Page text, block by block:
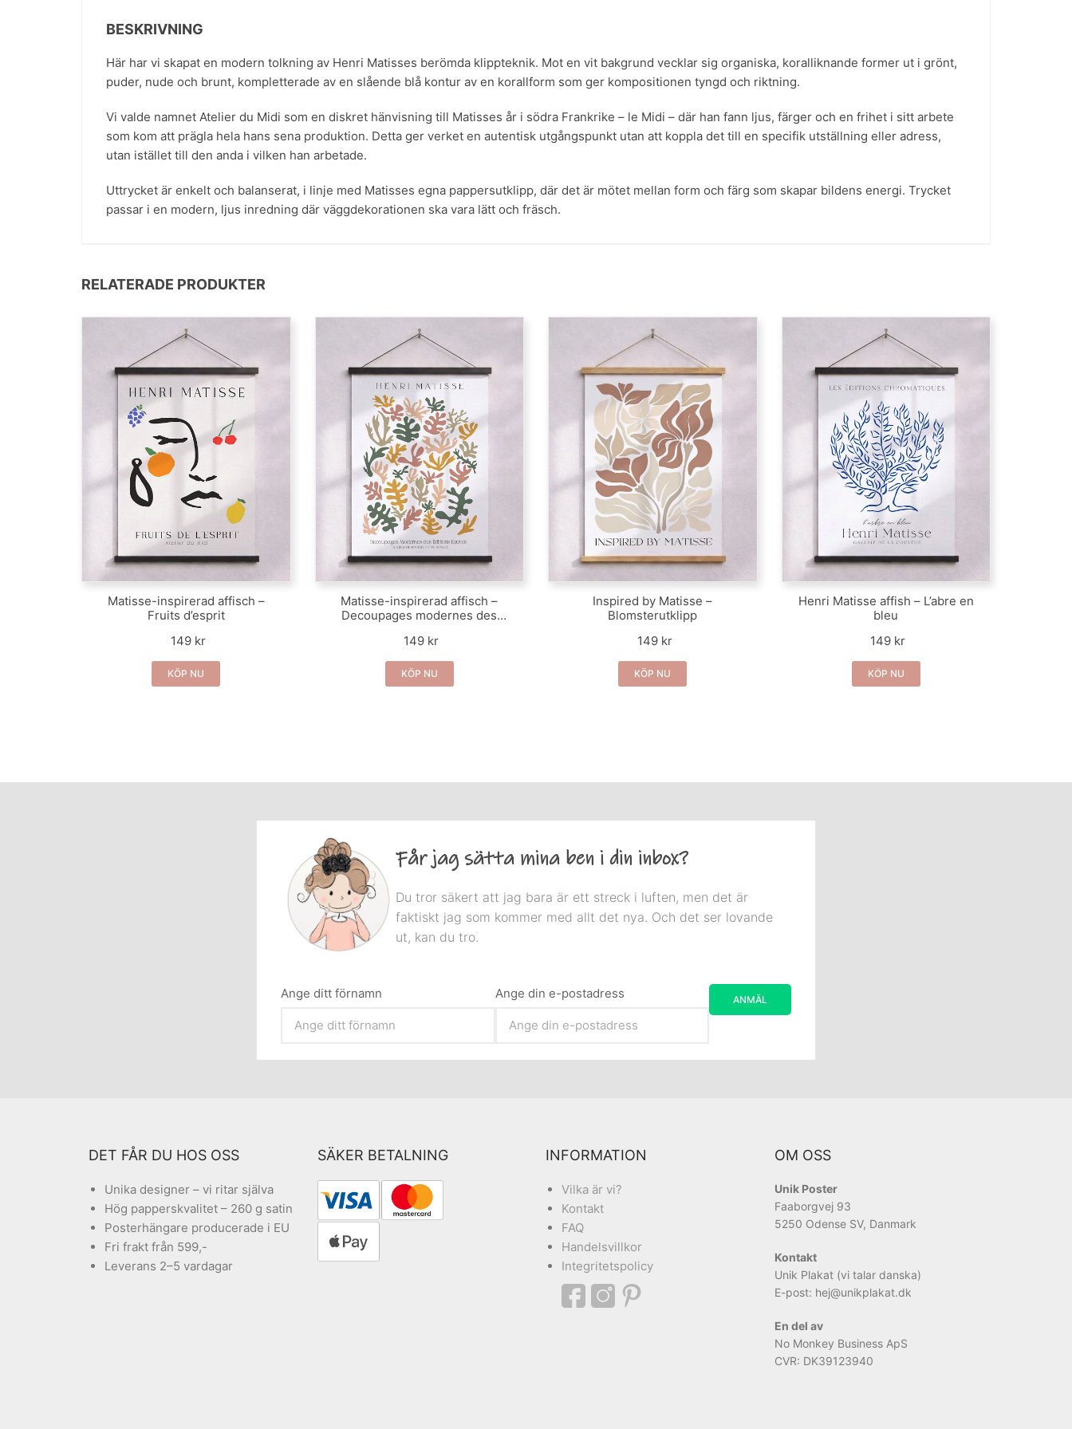
BESKRIVNING
Här har vi skapat en modern tolkning av Henri Matisses berömda klippteknik. Mot en vit bakgrund vecklar sig organiska, koralliknande former ut i grönt,
puder, nude och brunt, kompletterade av en slående blå kontur av en korallform som ger kompositionen tyngd och riktning.
Vi valde namnet Atelier du Midi som en diskret hänvisning till Matisses år i södra Frankrike – le Midi – där han fann ljus, färger och en frihet i sitt arbete
som kom att prägla hela hans sena produktion. Detta ger verket en autentisk utgångspunkt utan att koppla det till en specifik utställning eller adress,
utan istället till den anda i vilken han arbetade.
Uttrycket är enkelt och balanserat, i linje med Matisses egna pappersutklipp, där det är mötet mellan form och färg som skapar bildens energi. Trycket
passar i en modern, ljus inredning där väggdekorationen ska vara lätt och fräsch.
RELATERADE PRODUKTER
Matisse-inspirerad affisch –
Fruits d’esprit
149 kr
KÖP NU
Matisse-inspirerad affisch –
Decoupages modernes des
149 kr
KÖP NU
Inspired by Matisse –
Blomsterutklipp
149 kr
KÖP NU
Henri Matisse affish – L’abre en
bleu
149 kr
KÖP NU
Får jag sätta mina ben i din inbox?
Du tror säkert att jag bara är ett streck i luften, men det är
faktiskt jag som kommer med allt det nya. Och det ser lovande
ut, kan du tro.
Ange ditt förnamn Ange din e-postadress
DET FÅR DU HOS OSS
Unika designer – vi ritar själva
Hög papperskvalitet – 260 g satin
Posterhängare producerade i EU
Fri frakt från 599,-
Leverans 2–5 vardagar
SÄKER BETALNING INFORMATION
Vilka är vi?
Kontakt
FAQ
Handelsvillkor
Integritetspolicy
OM OSS
Unik Poster
Faaborgvej 93
5250 Odense SV, Danmark
Kontakt
Unik Plakat (vi talar danska)
E-post: hej@unikplakat.dk
En del av
No Monkey Business ApS
CVR: DK39123940